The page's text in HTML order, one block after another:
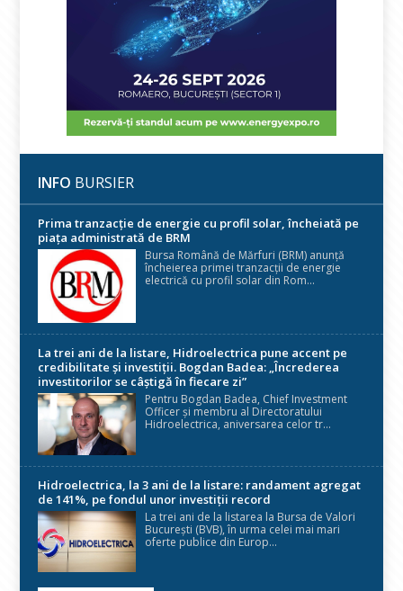
INFO BURSIER
Prima tranzacție de energie cu profil solar, încheiată pe
piața administrată de BRM
Bursa Română de Mărfuri (BRM) anunță
încheierea primei tranzacții de energie
electrică cu profil solar din Rom...
La trei ani de la listare, Hidroelectrica pune accent pe
credibilitate și investiții. Bogdan Badea: „Încrederea
investitorilor se câștigă în fiecare zi”
Pentru Bogdan Badea, Chief Investment
Officer și membru al Directoratului
Hidroelectrica, aniversarea celor tr...
Hidroelectrica, la 3 ani de la listare: randament agregat
de 141%, pe fondul unor investiții record
La trei ani de la listarea la Bursa de Valori
București (BVB), în urma celei mai mari
oferte publice din Europ...